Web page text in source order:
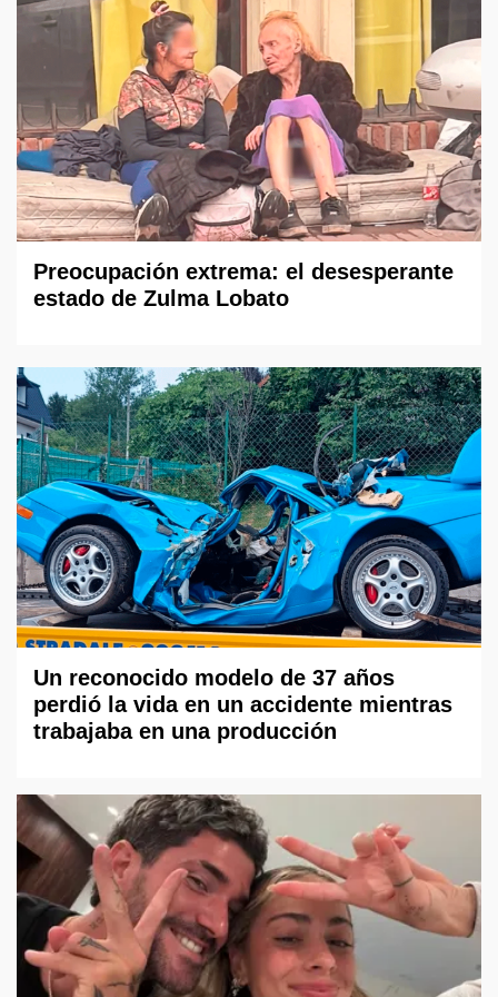
Preocupación extrema: el desesperante
estado de Zulma Lobato
Un reconocido modelo de 37 años
perdió la vida en un accidente mientras
trabajaba en una producción